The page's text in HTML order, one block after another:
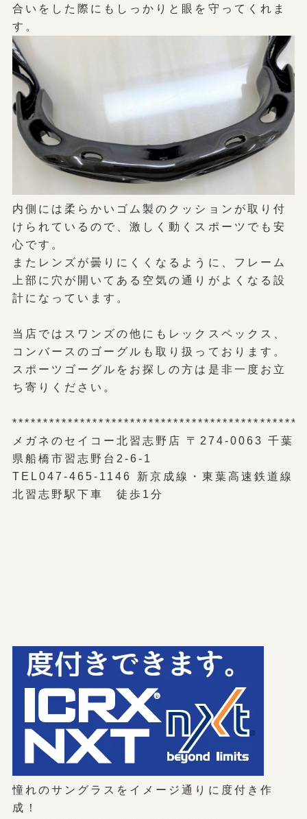
合いをした際にもしっかりと眼を守ってくれま
す。
内側には柔らかいゴム製のクッションが取り付
けられているので、激しく動くスポーツでも安
心です。
またレンズが曇りにくくなるように、フレーム
上部に穴が開いてある空気の通りがよくなる設
計になっています。
当店ではスワンズの他にもレックスペックス、
コンバースのゴーグルも取り扱っております。
スポーツゴーグルをお探しの方は是非一度お立
ち寄りください。
メガネのセイコー北習志野店 〒274-0063 千葉
県船橋市習志野台2-6-1
TEL047-465-1146 新京成線・東葉高速鉄道線
北習志野駅下車 徒歩1分
憧れのサングラスをイメージ通りに度付き作
成！